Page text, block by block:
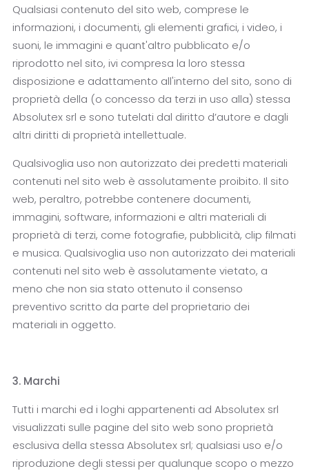
Qualsiasi contenuto del sito web, comprese le
informazioni, i documenti, gli elementi grafici, i video, i
suoni, le immagini e quant'altro pubblicato e/o
riprodotto nel sito, ivi compresa la loro stessa
disposizione e adattamento all'interno del sito, sono di
proprietà della (o concesso da terzi in uso alla) stessa
Absolutex srl e sono tutelati dal diritto d’autore e dagli
altri diritti di proprietà intellettuale.
Qualsivoglia uso non autorizzato dei predetti materiali
contenuti nel sito web è assolutamente proibito. Il sito
web, peraltro, potrebbe contenere documenti,
immagini, software, informazioni e altri materiali di
proprietà di terzi, come fotografie, pubblicità, clip filmati
e musica. Qualsivoglia uso non autorizzato dei materiali
contenuti nel sito web è assolutamente vietato, a
meno che non sia stato ottenuto il consenso
preventivo scritto da parte del proprietario dei
materiali in oggetto.
3. Marchi
Tutti i marchi ed i loghi appartenenti ad Absolutex srl
visualizzati sulle pagine del sito web sono proprietà
esclusiva della stessa Absolutex srl; qualsiasi uso e/o
riproduzione degli stessi per qualunque scopo o mezzo